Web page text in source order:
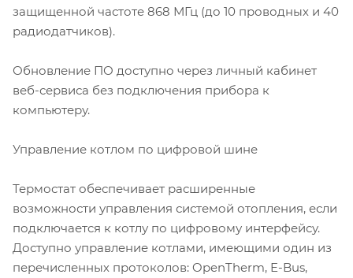
защищенной частоте 868 МГц (до 10 проводных и 40
радиодатчиков).
Обновление ПО доступно через личный кабинет
веб-сервиса без подключения прибора к
компьютеру.
Управление котлом по цифровой шине
Термостат обеспечивает расширенные
возможности управления системой отопления, если
подключается к котлу по цифровому интерфейсу.
Доступно управление котлами, имеющими один из
перечисленных протоколов: OpenTherm, E-Bus,